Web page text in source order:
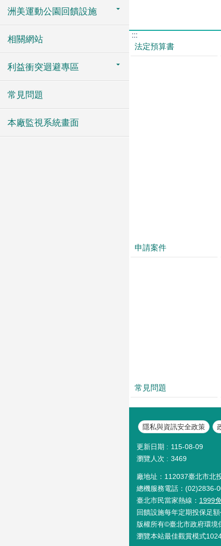
洲美運動公園回饋設施
相關網站
利益衝突迴避專區
常見問題
本廠監視系統畫面
:::
法定預算書
申請案件
常見問題
隱私與資訊安全政策
更新日期
115-08-09
瀏覽人次
3469
廠地址：112037臺北市北
總機服務電話：(02)2836-
臺北市民當家熱線： 1999
回饋設施每年定期投保足
版權所有©臺北市政府環境
瀏覽本站最佳觀賞模式